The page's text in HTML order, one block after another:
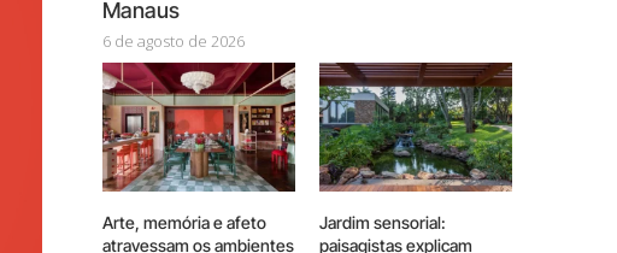
Manaus
6 de agosto de 2026
Arte, memória e afeto
atravessam os ambientes
Jardim sensorial:
paisagistas explicam